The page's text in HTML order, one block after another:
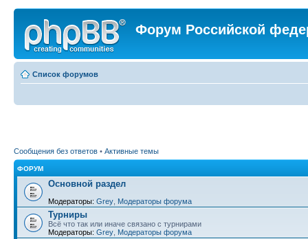
Форум Российской
Список форумов
Сообщения без ответов • Активные темы
ФОРУМ
Основной раздел
Модераторы: Grey Модераторы форума
Турниры
Всё что так или иначе связано с турнирами
Модераторы: Grey Модераторы форума